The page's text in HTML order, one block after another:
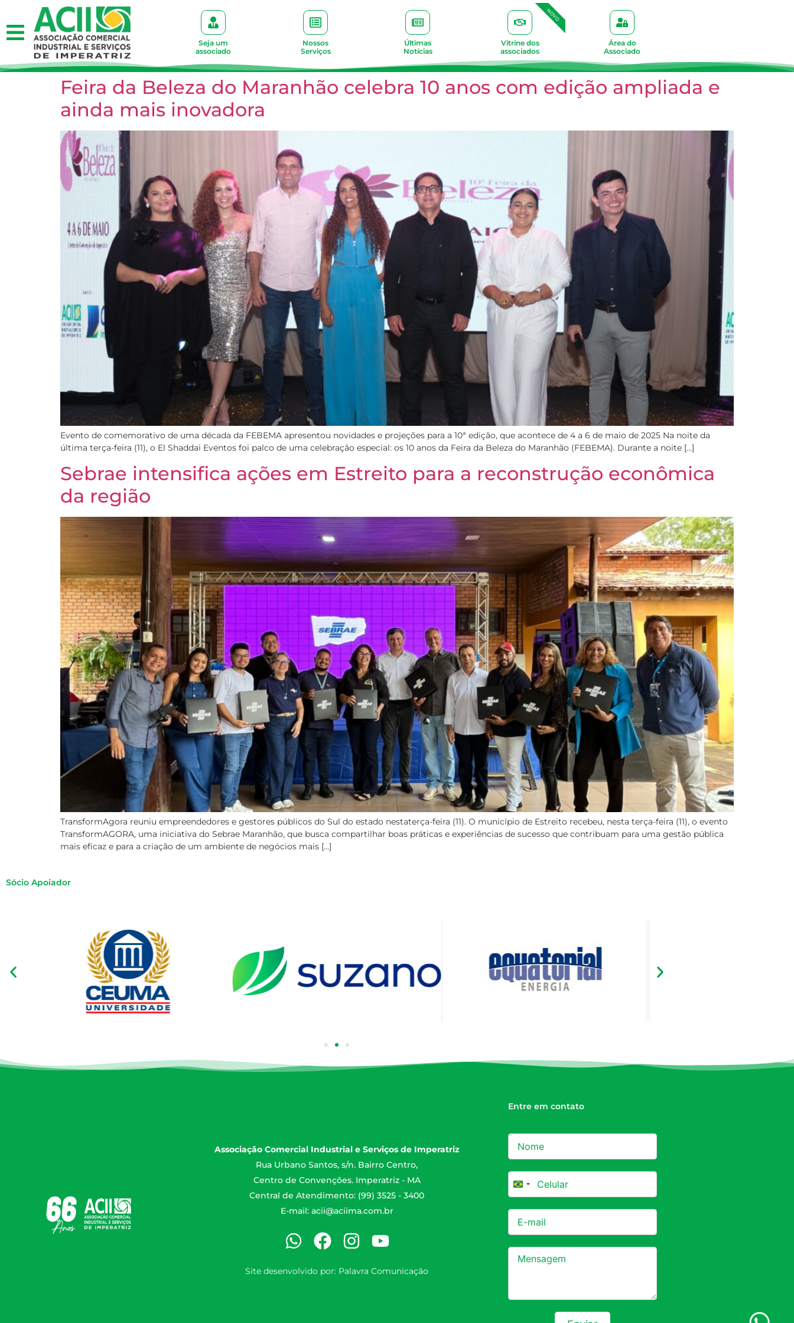
Seja um
associado
Nossos
Serviços
Últimas
Notícias
Vitrine dos
associados
NOVO
Área do
Associado
Feira da Beleza do Maranhão celebra 10 anos com edição ampliada e
ainda mais inovadora
Evento de comemorativo de uma década da FEBEMA apresentou novidades e projeções para a 10ª edição, que acontece de 4 a 6 de maio de 2025 Na noite da
última terça-feira (11), o El Shaddai Eventos foi palco de uma celebração especial: os 10 anos da Feira da Beleza do Maranhão (FEBEMA). Durante a noite […]
Sebrae intensifica ações em Estreito para a reconstrução econômica
da região
TransformAgora reuniu empreendedores e gestores públicos do Sul do estado nestaterça-feira (11). O município de Estreito recebeu, nesta terça-feira (11), o evento
TransformAGORA, uma iniciativa do Sebrae Maranhão, que busca compartilhar boas práticas e experiências de sucesso que contribuam para uma gestão pública
mais eficaz e para a criação de um ambiente de negócios mais […]
Sócio Apoiador
Associação Comercial Industrial e Serviços de Imperatriz
Rua Urbano Santos, s/n. Bairro Centro,
Centro de Convenções. Imperatriz - MA
Central de Atendimento: (99) 3525 - 3400
E-mail: acii@aciima.com.br
Site desenvolvido por: Palavra Comunicação
Entre em contato
Brazil +55